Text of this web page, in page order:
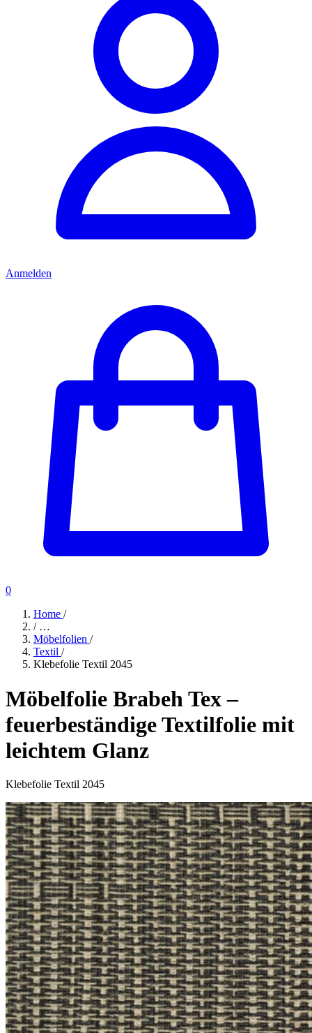
Anmelden
0
Home /
/ …
Möbelfolien /
Textil /
Klebefolie Textil 2045
Möbelfolie Brabeh Tex –
feuerbeständige Textilfolie mit
leichtem Glanz
Klebefolie Textil 2045